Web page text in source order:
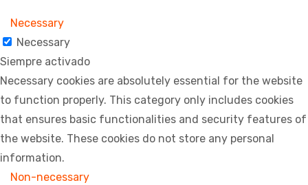
Necessary
Necessary
Siempre activado
Necessary cookies are absolutely essential for the website
to function properly. This category only includes cookies
that ensures basic functionalities and security features of
the website. These cookies do not store any personal
information.
Non-necessary